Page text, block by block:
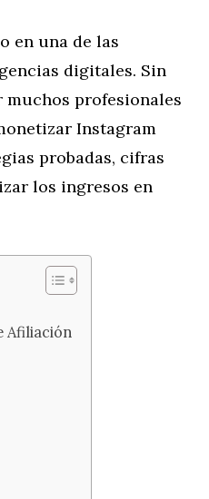
en una de las
digitales. Sin
profesionales
Instagram
probadas, cifras
los ingresos en
Afiliación